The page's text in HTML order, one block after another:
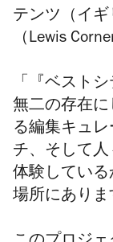
テンツ（イ
（ Lewis
「『ベスト
無二の存在
る編集キュ
チ、そして
体験してい
場所にありま